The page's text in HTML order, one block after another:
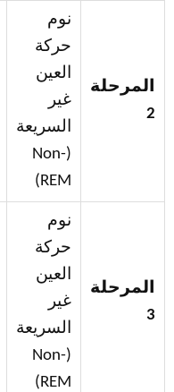
المرحلة
2
نوم
حركة
العين
غير
السريعة
(Non-
REM)
المرحلة
3
نوم
حركة
العين
غير
السريعة
(Non-
REM)